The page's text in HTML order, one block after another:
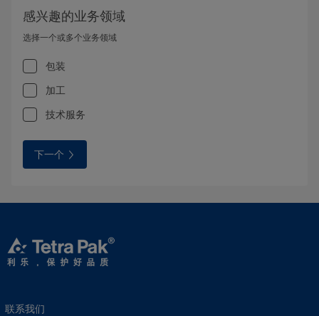
感兴趣的业务领域
选择一个或多个业务领域
包装
加工
技术服务
下一个
联系我们